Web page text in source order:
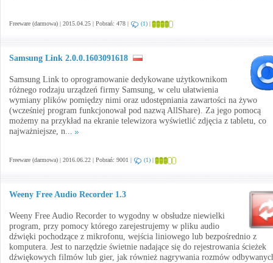
Freeware (darmowa) | 2015.04.25 | Pobrań: 478 | (1) |
Samsung Link 2.0.0.1603091618
Samsung Link to oprogramowanie dedykowane użytkownikom
różnego rodzaju urządzeń firmy Samsung, w celu ułatwienia
wymiany plików pomiędzy nimi oraz udostępniania zawartości na żywo
(wcześniej program funkcjonował pod nazwą AllShare). Za jego pomocą
możemy na przykład na ekranie telewizora wyświetlić zdjęcia z tabletu, co
najważniejsze, n...
Freeware (darmowa) | 2016.06.22 | Pobrań: 9001 | (1) |
Weeny Free Audio Recorder 1.3
Weeny Free Audio Recorder to wygodny w obsłudze niewielki
program, przy pomocy którego zarejestrujemy w pliku audio
dźwięki pochodzące z mikrofonu, wejścia liniowego lub bezpośrednio z
komputera. Jest to narzędzie świetnie nadające się do rejestrowania ścieżek
dźwiękowych filmów lub gier, jak również nagrywania rozmów